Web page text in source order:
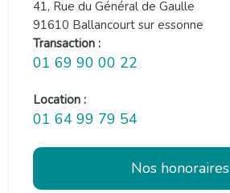
41, Rue du Général de Gaulle
91610 Ballancourt sur essonne
Transaction :
01 69 90 00 22
Location :
01 64 99 79 54
Nos honoraires